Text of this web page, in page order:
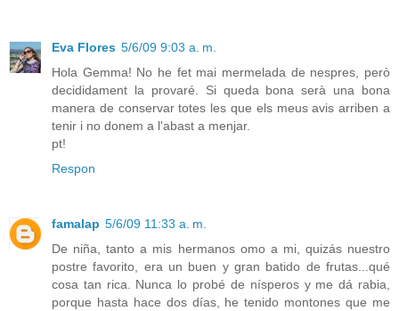
Eva Flores 5/6/09 9:03 a. m.
Hola Gemma! No he fet mai mermelada de nespres, però
decididament la provaré. Si queda bona serà una bona
manera de conservar totes les que els meus avis arriben a
tenir i no donem a l'abast a menjar.
pt!
Respon
famalap 5/6/09 11:33 a. m.
De niña, tanto a mis hermanos omo a mi, quizás nuestro
postre favorito, era un buen y gran batido de frutas...qué
cosa tan rica. Nunca lo probé de nísperos y me dá rabia,
porque hasta hace dos días, he tenido montones que me